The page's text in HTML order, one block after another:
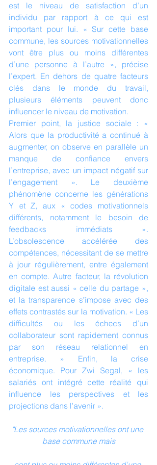
est le niveau de satisfaction d’un
individu par rapport à ce qui est
important pour lui. « Sur cette base
commune, les sources motivationnelles
vont être plus ou moins différentes
d’une personne à l’autre », précise
l’expert. En dehors de quatre facteurs
clés dans le monde du travail,
plusieurs éléments peuvent donc
influencer le niveau de motivation.
Premier point, la justice sociale : «
Alors que la productivité a continué à
augmenter, on observe en parallèle un
manque de confiance envers
l’entreprise, avec un impact négatif sur
l’engagement ». Le deuxième
phénomène concerne les générations
Y et Z, aux « codes motivationnels
différents, notamment le besoin de
feedbacks immédiats ».
L’obsolescence accélérée des
compétences, nécessitant de se mettre
à jour régulièrement, entre également
en compte. Autre facteur, la révolution
digitale est aussi « celle du partage »,
et la transparence s’impose avec des
effets contrastés sur la motivation. « Les
difficultés ou les échecs d’un
collaborateur sont rapidement connus
par son réseau relationnel en
entreprise. » Enfin, la crise
économique. Pour Zwi Segal, « les
salariés ont intégré cette réalité qui
influence les perspectives et les
projections dans l’avenir ».
"Les sources motivationnelles ont une
base commune mais